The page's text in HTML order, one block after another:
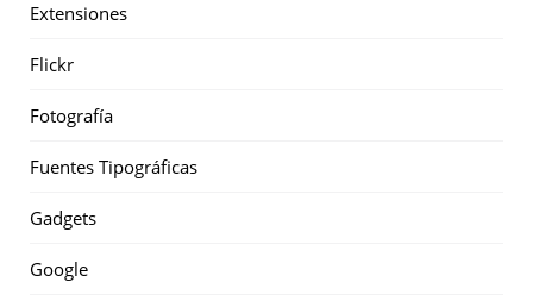
Extensiones
Flickr
Fotografía
Fuentes Tipográficas
Gadgets
Google